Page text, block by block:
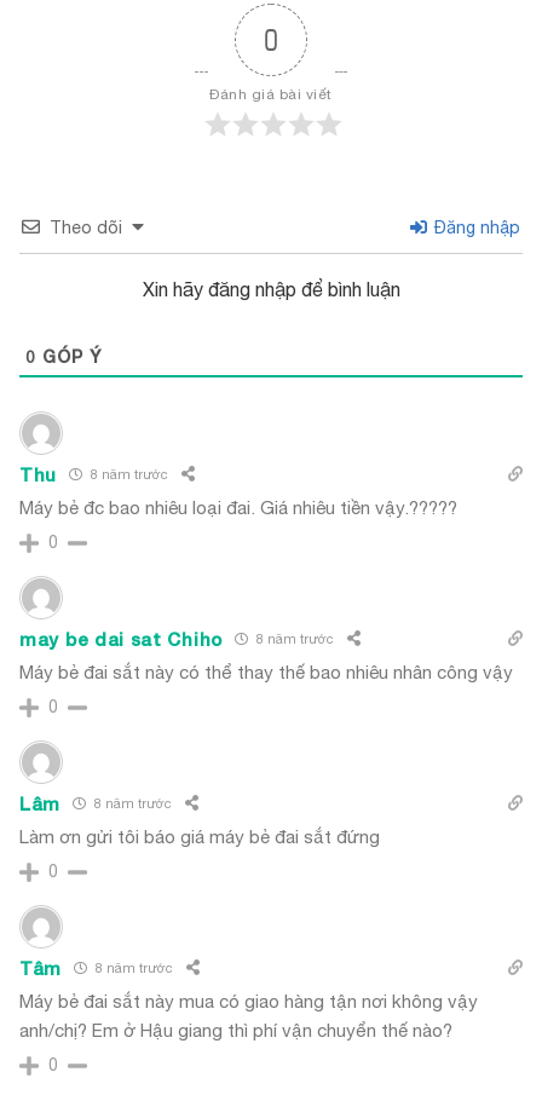
0
Đánh giá bài viết
Theo dõi Đăng nhập
Xin hãy đăng nhập để bình luận
0 GÓP Ý
Thu 8 năm trước
Máy bẻ đc bao nhiêu loại đai. Giá nhiêu tiền vậy.?????
0
may be dai sat Chiho 8 năm trước
Máy bẻ đai sắt này có thể thay thế bao nhiêu nhân công vậy
0
Lâm 8 năm trước
Làm ơn gửi tôi báo giá máy bẻ đai sắt đứng
0
Tâm 8 năm trước
Máy bẻ đai sắt này mua có giao hàng tận nơi không vậy
anh/chị? Em ở Hậu giang thì phí vận chuyển thế nào?
0